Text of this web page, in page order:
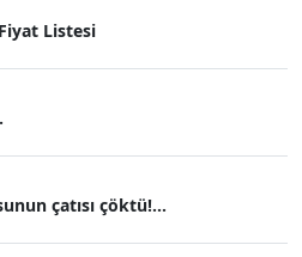
Listesi
çatısı çöktü!...